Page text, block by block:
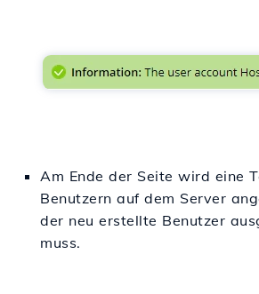
Am Ende der Seite wird eine
Benutzern auf dem Server
der neu erstellte Benutzer
muss.